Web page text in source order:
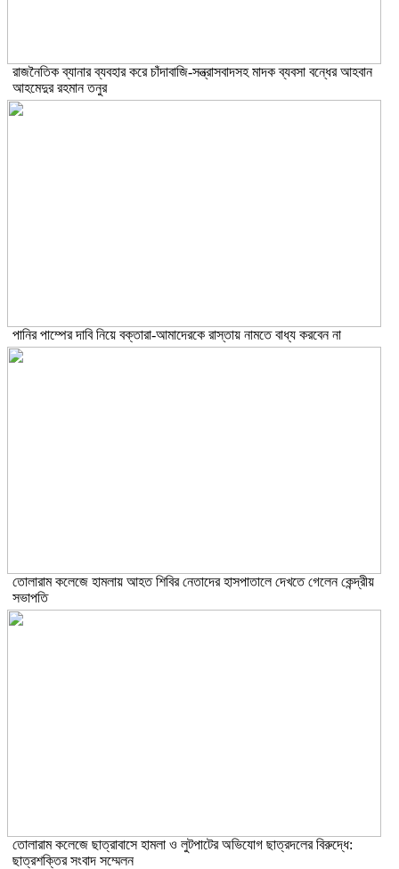
রাজনৈতিক ব্যানার ব্যবহার করে চাঁদাবাজি-সন্ত্রাসবাদসহ মাদক ব্যবসা বন্ধের আহবান
আহমেদুর রহমান তনুর
পানির পাম্পের দাবি নিয়ে বক্তারা-আমাদেরকে রাস্তায় নামতে বাধ্য করবেন না
তোলারাম কলেজে হামলায় আহত শিবির নেতাদের হাসপাতালে দেখতে গেলেন কেন্দ্রীয়
সভাপতি
তোলারাম কলেজে ছাত্রাবাসে হামলা ও লুটপাটের অভিযোগ ছাত্রদলের বিরুদ্ধে:
ছাত্রশক্তির সংবাদ সম্মেলন